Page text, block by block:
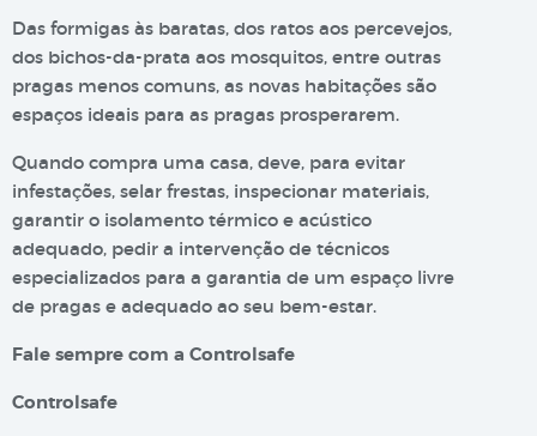
Das formigas às baratas, dos ratos aos percevejos,
dos bichos-da-prata aos mosquitos, entre outras
pragas menos comuns, as novas habitações são
espaços ideais para as pragas prosperarem.
Quando compra uma casa, deve, para evitar
infestações, selar frestas, inspecionar materiais,
garantir o isolamento térmico e acústico
adequado, pedir a intervenção de técnicos
especializados para a garantia de um espaço livre
de pragas e adequado ao seu bem-estar.
Fale sempre com a Controlsafe
Controlsafe